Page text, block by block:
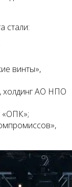
стали:
винты»,
холдинг АО НПО
«ОПК»;